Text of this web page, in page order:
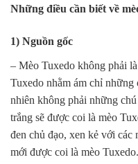
Những điều cần biết về
1) Nguồn gốc
– Mèo Tuxedo không phải
Tuxedo nhằm ám chỉ
nhiên không phải những
trắng sẽ được coi là mèo
đen chủ đạo, xen kẻ với
mới được coi là mèo Tuxedo.